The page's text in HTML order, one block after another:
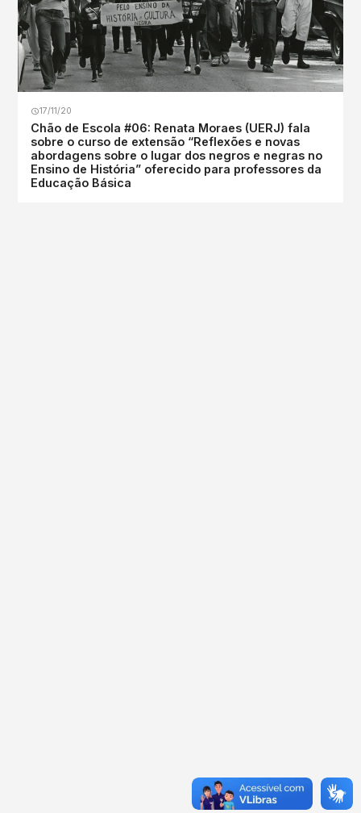
17/11/20
Chão de Escola #06: Renata Moraes (UERJ) fala
sobre o curso de extensão “Reflexões e novas
abordagens sobre o lugar dos negros e negras no
Ensino de História” oferecido para professores da
Educação Básica